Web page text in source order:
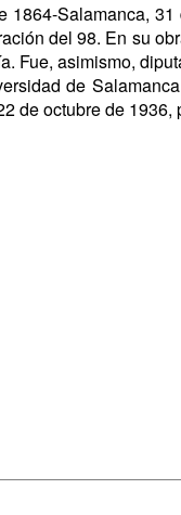
Salamanca,
del 98. En su
Fue, asimismo,
de
de octubre de 1936,